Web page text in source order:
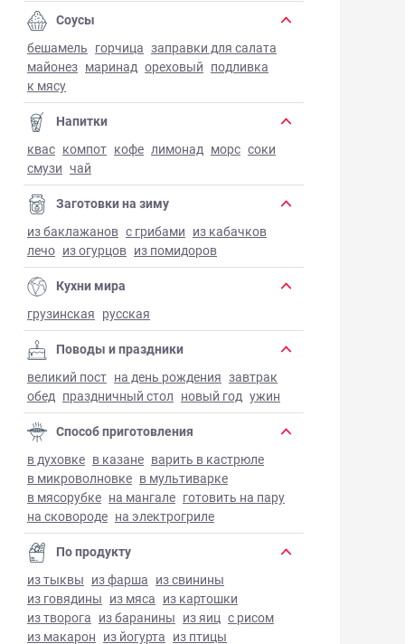
Соусы
бешамель горчица заправки для салата
майонез маринад ореховый подливка
к мясу
Напитки
квас компот кофе лимонад морс соки
смузи чай
Заготовки на зиму
из баклажанов с грибами из кабачков
лечо из огурцов из помидоров
Кухни мира
грузинская русская
Поводы и праздники
великий пост на день рождения завтрак
обед праздничный стол новый год ужин
Способ приготовления
в духовке в казане варить в кастрюле
в микроволновке в мультиварке
в мясорубке на мангале готовить на пару
на сковороде на электрогриле
По продукту
из тыквы из фарша из свинины
из говядины из мяса из картошки
из творога из баранины из яиц с рисом
из макарон из йогурта из птицы